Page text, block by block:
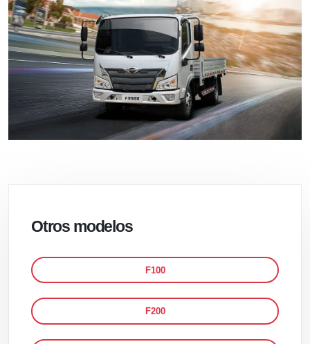
Otros modelos
F100
F200